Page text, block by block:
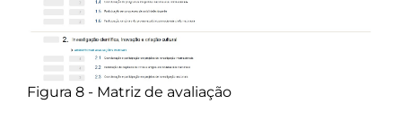
Figura 8 - Matriz de avaliação